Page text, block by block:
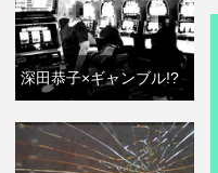
深田恭子×ギャンブル!?